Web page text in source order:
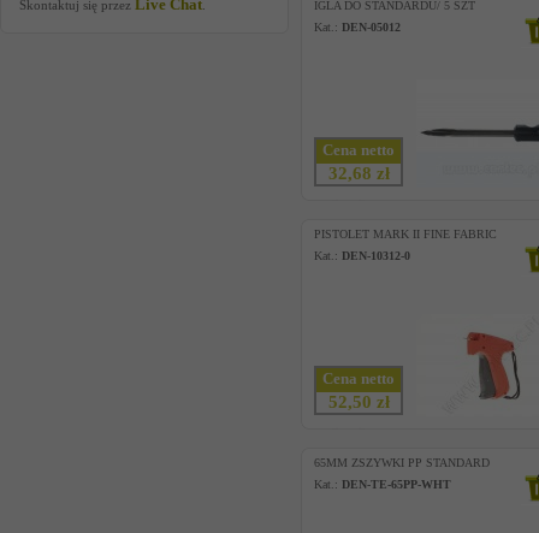
Skontaktuj się przez Live Chat
IGLA DO STANDARDU/ 5 SZT
Kat.: DEN-05012
Cena netto
32,68 zł
PISTOLET MARK II FINE FABRIC
Kat.: DEN-10312-0
Cena netto
52,50 zł
65MM ZSZYWKI PP STANDARD
Kat.: DEN-TE-65PP-WHT